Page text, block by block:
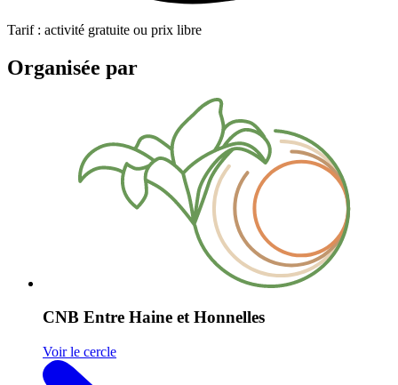
Tarif : activité gratuite ou prix libre
Organisée par
CNB Entre Haine et Honnelles
Voir le cercle